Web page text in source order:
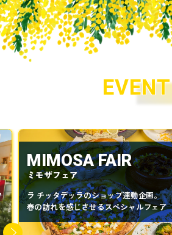
EVENT
MIMOSA FAIR
ミモザフェア
ラ チッタデッラのショップ連動企画。
春の訪れを感じさせるスぺシャルフェア